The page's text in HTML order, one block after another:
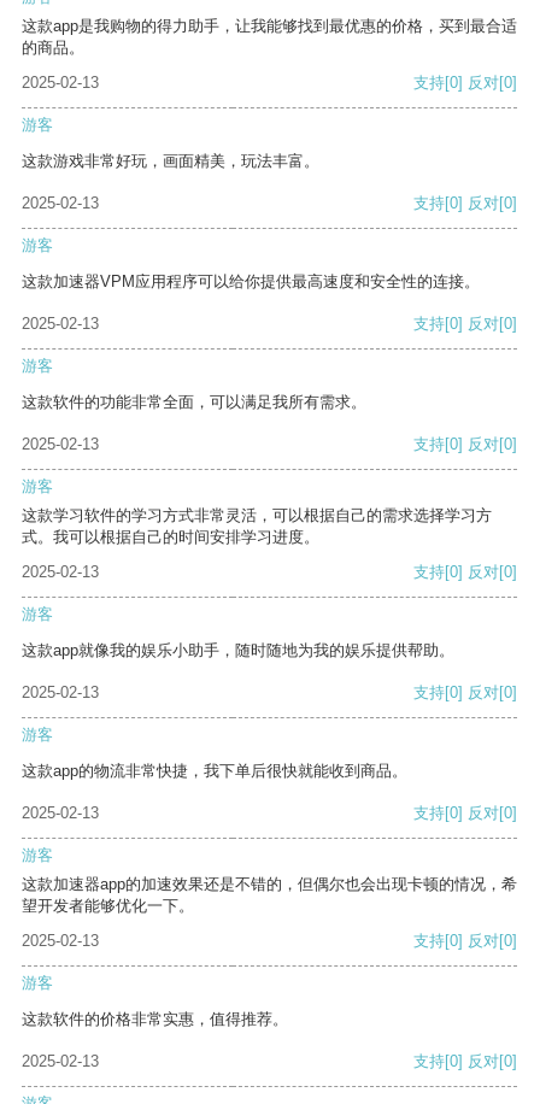
这款app是我购物的得力助手，让我能够找到最优惠的价格，买到最合适
的商品。
2025-02-13
支持[0] 反对[0]
游客
这款游戏非常好玩，画面精美，玩法丰富。
2025-02-13 支持[0] 反对[0]
游客
这款加速器VPM应用程序可以给你提供最高速度和安全性的连接。
2025-02-13 支持[0] 反对[0]
游客
这款软件的功能非常全面，可以满足我所有需求。
2025-02-13 支持[0] 反对[0]
游客
这款学习软件的学习方式非常灵活，可以根据自己的需求选择学习方
式。我可以根据自己的时间安排学习进度。
2025-02-13
支持[0] 反对[0]
游客
这款app就像我的娱乐小助手，随时随地为我的娱乐提供帮助。
2025-02-13 支持[0] 反对[0]
游客
这款app的物流非常快捷，我下单后很快就能收到商品。
2025-02-13 支持[0] 反对[0]
游客
这款加速器app的加速效果还是不错的，但偶尔也会出现卡顿的情况，希
望开发者能够优化一下。
2025-02-13
支持[0] 反对[0]
游客
这款软件的价格非常实惠，值得推荐。
2025-02-13 支持[0] 反对[0]